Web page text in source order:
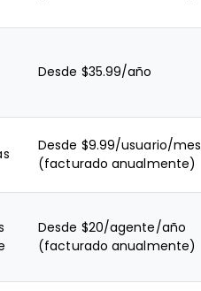
Desde $35.99/año
Desde $9.99/usuario/mes
(facturado anualmente)
Desde $20/agente/año
(facturado anualmente)